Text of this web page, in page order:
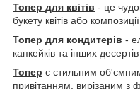
Топер для квітів - це
букету квітів або композиції.
Топер для кондитерів -
капкейків та інших
Топер є стильним
привітанням, вирізаним з